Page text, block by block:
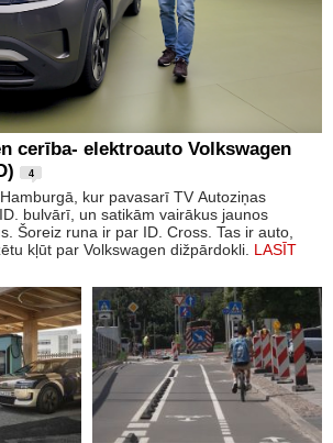
cerība- elektroauto Volkswagen
4
kur pavasarī TV Autoziņas
bulvārī, un satikām vairākus jaunos
Šoreiz runa ir par ID. Cross. Tas ir auto,
kļūt par Volkswagen dižpārdokli. LASĪT